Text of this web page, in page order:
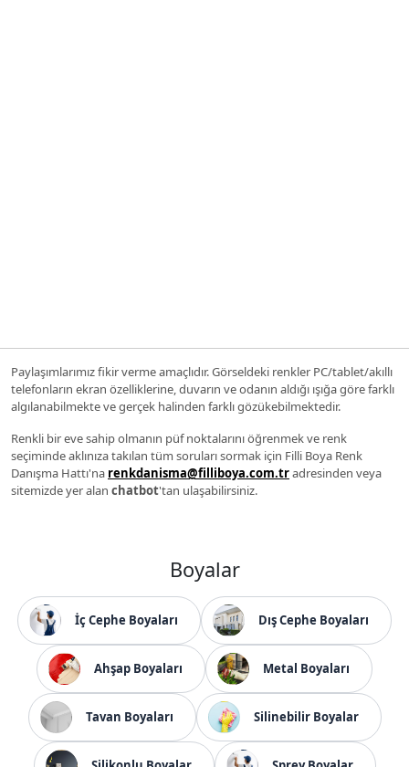
Paylaşımlarımız fikir verme amaçlıdır. Görseldeki renkler PC/tablet/akıllı
telefonların ekran özelliklerine, duvarın ve odanın aldığı ışığa göre farklı
algılanabilmekte ve gerçek halinden farklı gözükebilmektedir.
Renkli bir eve sahip olmanın püf noktalarını öğrenmek ve renk
seçiminde aklınıza takılan tüm soruları sormak için Filli Boya Renk
Danışma Hattı'na renkdanisma@filliboya.com.tradresinden veya
sitemizde yer alan chatbot'tan ulaşabilirsiniz.
Boyalar
İç Cephe Boyaları Dış Cephe Boyaları
Ahşap Boyaları Metal Boyaları
Tavan Boyaları Silinebilir Boyalar